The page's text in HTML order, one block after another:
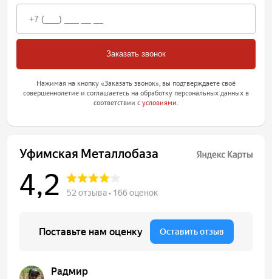
Нажимая на кнопку «Заказать звонок», вы подтверждаете своё
совершеннолетие и соглашаетесь на обработку персональных данных в
соответствии с условиями.